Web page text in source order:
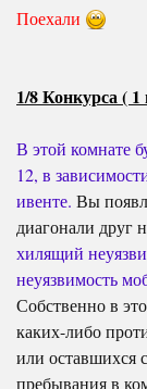
Поехали
1/8 Конкурса (
В этой комнате
12, в
ивенте. Вы
диагонали друг
хилящий
неуязвимость
Собственно в
каких-либо
или оставшихся
пребывания в